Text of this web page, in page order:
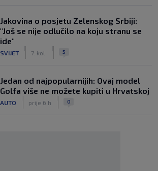
Jakovina o posjetu Zelenskog Srbiji:
"Još se nije odlučilo na koju stranu se
ide"
SVIJET 7. kol. 5
Jedan od najpopularnijih: Ovaj model
Golfa više ne možete kupiti u Hrvatskoj
AUTO prije 6 h 0